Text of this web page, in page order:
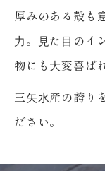
厚みのある殻も
⼒。 ⾒た⽬のイ
物にも⼤変喜ば
三⽮⽔産の誇り
ださい。